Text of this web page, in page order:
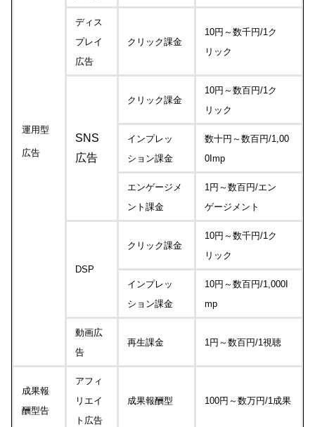
運用型
広告
ディス
プレイ
広告
クリック課金
10円～数千円/1ク
リック
SNS
広告
クリック課金
10円～数百円/1ク
リック
インプレッ
ション課金
数十円～数百円/1,00
0Imp
エンゲージメ
ント課金
1円～数百円/エン
ゲージメント
DSP
クリック課金
10円～数千円/1ク
リック
インプレッ
ション課金
10円～数百円/1,000I
mp
動画広
告
再生課金 1円～数百円/1視聴
成果報
酬型告
アフィ
リエイ
ト広告
成果報酬型 100円～数万円/1成果